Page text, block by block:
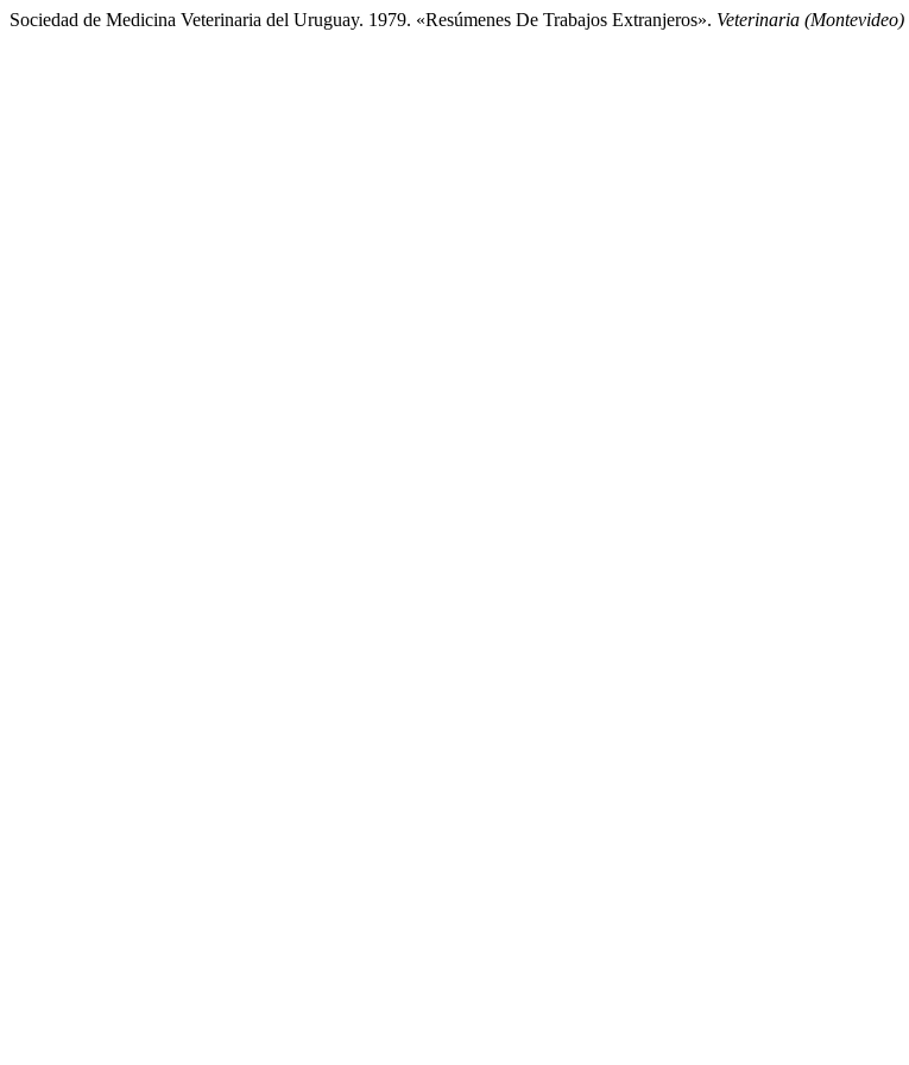
Sociedad de Medicina Veterinaria del Uruguay. 1979. «Resúmenes De Trabajos Extranjeros». Veterinaria (Montevideo)